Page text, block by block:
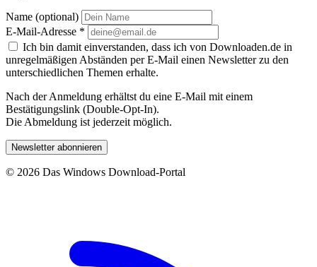
Name (optional)
E-Mail-Adresse *
Ich bin damit einverstanden, dass ich von Downloaden.de in
unregelmäßigen Abständen per E-Mail einen Newsletter zu den
unterschiedlichen Themen erhalte.
Nach der Anmeldung erhältst du eine E-Mail mit einem
Bestätigungslink (Double-Opt-In).
Die Abmeldung ist jederzeit möglich.
Newsletter abonnieren
© 2026 Das Windows Download-Portal